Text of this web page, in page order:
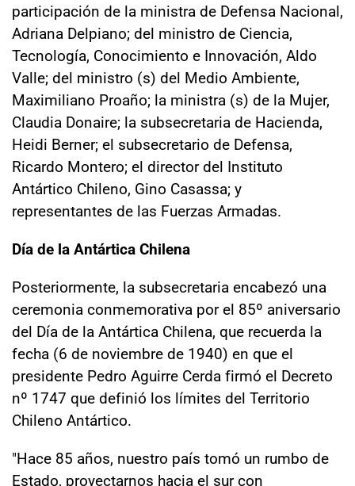
participación de la ministra de Defensa Nacional,
Adriana Delpiano; del ministro de Ciencia,
Tecnología, Conocimiento e Innovación, Aldo
Valle; del ministro (s) del Medio Ambiente,
Maximiliano Proaño; la ministra (s) de la Mujer,
Claudia Donaire; la subsecretaria de Hacienda,
Heidi Berner; el subsecretario de Defensa,
Ricardo Montero; el director del Instituto
Antártico Chileno, Gino Casassa; y
representantes de las Fuerzas Armadas.
Día de la Antártica Chilena
Posteriormente, la subsecretaria encabezó una
ceremonia conmemorativa por el 85º aniversario
del Día de la Antártica Chilena, que recuerda la
fecha (6 de noviembre de 1940) en que el
presidente Pedro Aguirre Cerda firmó el Decreto
nº 1747 que definió los límites del Territorio
Chileno Antártico.
"Hace 85 años, nuestro país tomó un rumbo de
Estado, proyectarnos hacia el sur con